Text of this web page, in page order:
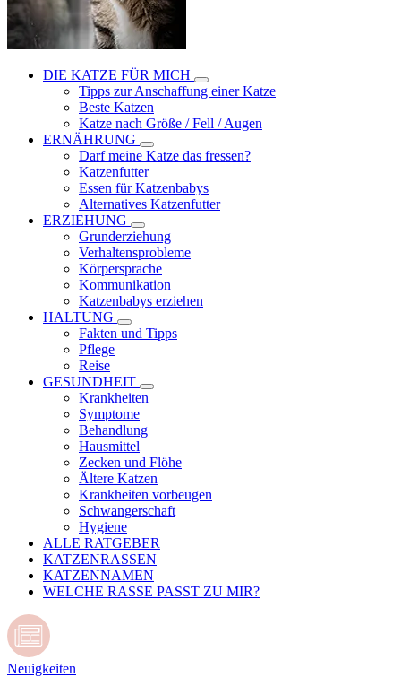
DIE KATZE FÜR MICH
Tipps zur Anschaffung einer Katze
Beste Katzen
Katze nach Größe / Fell / Augen
ERNÄHRUNG
Darf meine Katze das fressen?
Katzenfutter
Essen für Katzenbabys
Alternatives Katzenfutter
ERZIEHUNG
Grunderziehung
Verhaltensprobleme
Körpersprache
Kommunikation
Katzenbabys erziehen
HALTUNG
Fakten und Tipps
Pflege
Reise
GESUNDHEIT
Krankheiten
Symptome
Behandlung
Hausmittel
Zecken und Flöhe
Ältere Katzen
Krankheiten vorbeugen
Schwangerschaft
Hygiene
ALLE RATGEBER
KATZENRASSEN
KATZENNAMEN
WELCHE RASSE PASST ZU MIR?
Neuigkeiten